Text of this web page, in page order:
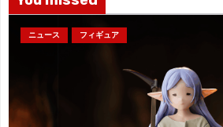
ニュース フィギュア